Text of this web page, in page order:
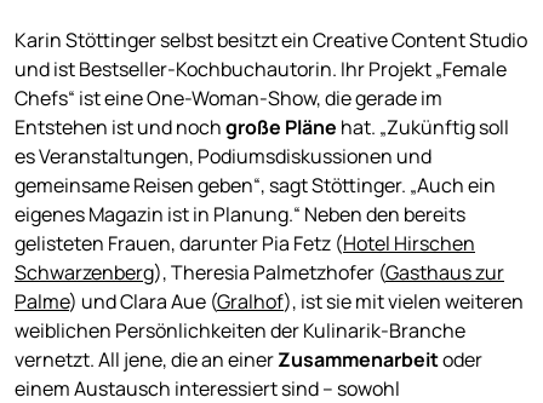
Karin Stöttinger selbst besitzt ein Creative Content Studio
und ist Bestseller-Kochbuchautorin. Ihr Projekt „Female
Chefs“ ist eine One-Woman-Show, die gerade im
Entstehen ist und nochgroße Pläne hat. „Zukünftig soll
es Veranstaltungen, Podiumsdiskussionen und
gemeinsame Reisen geben“, sagt Stöttinger. „Auch ein
eigenes Magazin ist in Planung.“ Neben den bereits
gelisteten Frauen, darunter Pia Fetz (Hotel Hirschen
Schwarzenberg), Theresia Palmetzhofer (Gasthaus zur
Palme) und Clara Aue (Gralhof), ist sie mit vielen weiteren
weiblichen Persönlichkeiten der Kulinarik-Branche
vernetzt. All jene, die an einerZusammenarbeitoder
einem Austausch interessiert sind – sowohl